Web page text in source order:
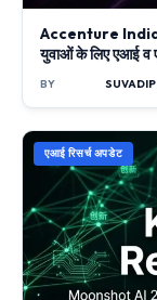
Accenture India
युवाओं के लिए एआई व
BY
एआई रिसर्च अपडेट